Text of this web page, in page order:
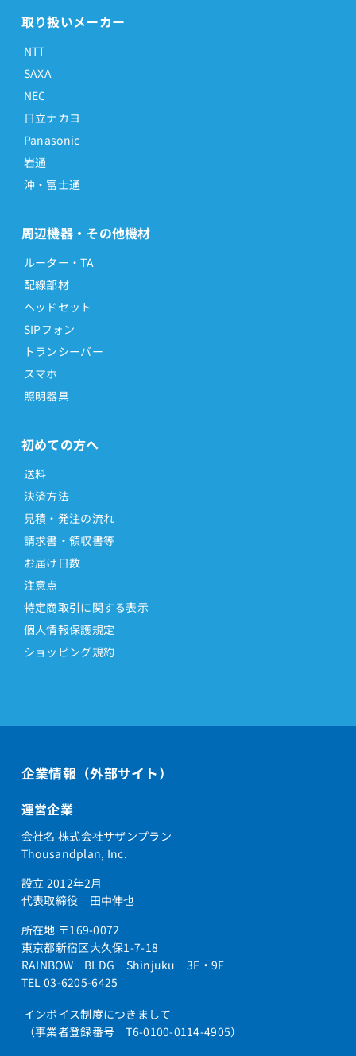
取り扱いメーカー
NTT
SAXA
NEC
日立ナカヨ
Panasonic
岩通
沖・富士通
周辺機器・その他機材
ルーター・TA
配線部材
ヘッドセット
SIPフォン
トランシーバー
スマホ
照明器具
初めての方へ
送料
決済方法
見積・発注の流れ
請求書・領収書等
お届け日数
注意点
特定商取引に関する表示
個人情報保護規定
ショッピング規約
企業情報（外部サイト）
運営企業
会社名 株式会社サザンプラン
Thousandplan, Inc.
設立 2012年2月
代表取締役 田中伸也
所在地 〒169-0072
東京都新宿区大久保1-7-18
RAINBOW BLDG Shinjuku 3F・9F
TEL 03-6205-6425
インボイス制度につきまして
（事業者登録番号 T6-0100-0114-4905）